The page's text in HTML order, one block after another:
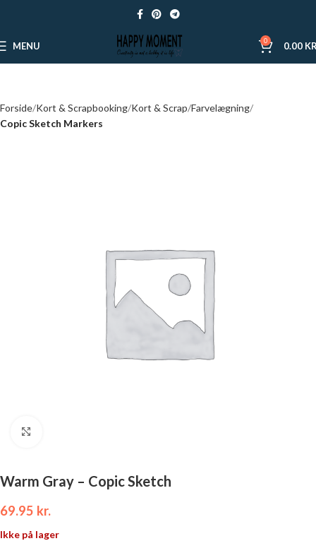
MENU 0 0.00
Forside Kort & Scrapbooking Kort & Scrap Farvelægning
Copic Sketch Markers
Warm Gray – Copic Sketch
69.95 kr.
Ikke på lager